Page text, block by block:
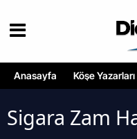
Anasayfa Köşe Yazarları
Sigara Zam